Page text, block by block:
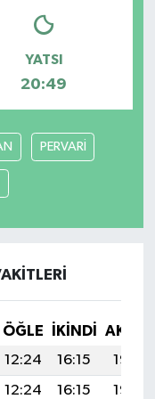
YATSI
20:49
PERVARİ
ÖĞLE İKINDI
12:24 16:15
19:35
12:24 16:15
19:35